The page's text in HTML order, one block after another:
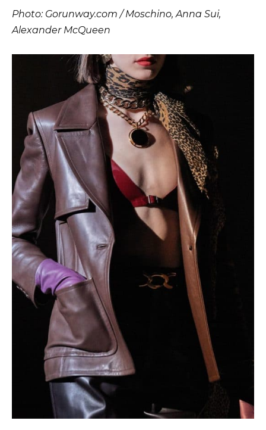
Photo: Gorunway.com / Moschino, Anna Sui,
Alexander McQueen